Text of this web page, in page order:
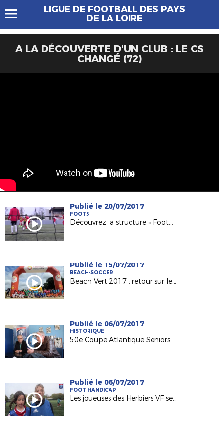
LIGUE DE FOOTBALL DES PAYS
DE LA LOIRE
A LA DÉCOUVERTE D'UN CLUB : LE CS
CHANGÉ (72)
Publié le 20/07/2017
FOOT5
Découvrez la structure « Foot5 Mobile FFF » !
Publié le 15/07/2017
BEACH-SOCCER
Beach Vert 2017 : retour sur les 4 étapes de la 1ère semaine !
Publié le 06/07/2017
HISTORIQUE
50e Coupe Atlantique Seniors : Retour sur la victoire de l'ASPTT Nantes en 1982
Publié le 06/07/2017
FOOT HANDICAP
Les joueuses des Herbiers VF sensibilisées au football adapté